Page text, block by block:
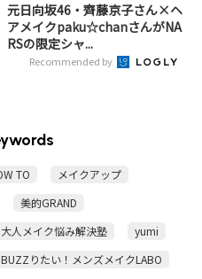
元日向坂46・齊藤京子さん×ヘ
アメイクpaku☆chanさんがNA
RSの限定シャ...
Recommended by
TO
メイクアップ
美的GRAND
人メイク悩み解決塾
yumi
りたい！メンズメイクLABO